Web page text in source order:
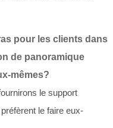
pour les clients dans
de panoramique
mêmes?
le support
le faire eux-